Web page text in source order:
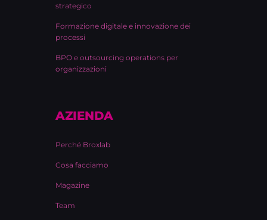
strategico
Formazione digitale e innovazione dei
processi
BPO e outsourcing operations per
organizzazioni
AZIENDA
Perché Broxlab
Cosa facciamo
Magazine
Team